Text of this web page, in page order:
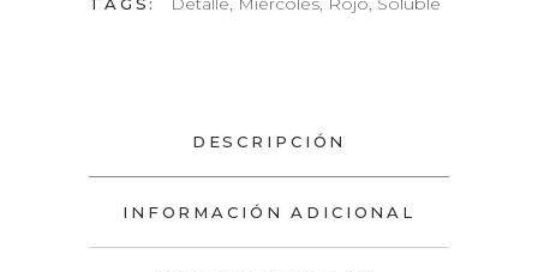
DESCRIPCIÓN
INFORMACIÓN ADICIONAL